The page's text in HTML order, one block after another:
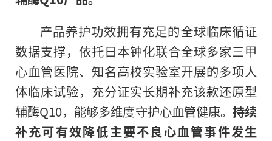
产品养护功效拥有充足的全球临床循证
数据支撑，依托日本钟化联合全球多家三甲
心血管医院、知名高校实验室开展的多项人
体临床试验，充分证实长期补充该款还原型
辅酶Q10，能够多维度守护心血管健康。 持续
补充可有效降低主要不良心血管事件发生